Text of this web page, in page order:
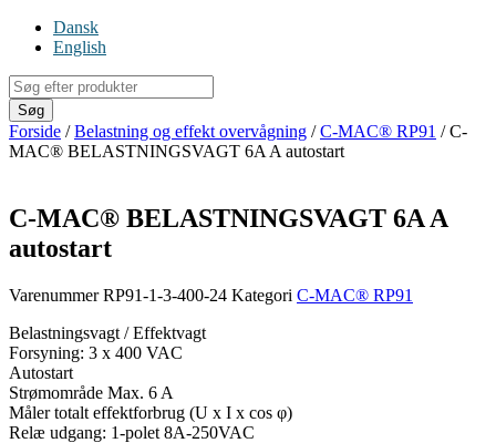
Dansk
English
Products
search
Søg
Forside /Belastning og effekt overvågning /C-MAC® RP91 / C-
MAC® BELASTNINGSVAGT 6A A autostart
C-MAC® BELASTNINGSVAGT 6A A
autostart
VarenummerRP91-1-3-400-24 Kategori C-MAC® RP91
Belastningsvagt / Effektvagt
Forsyning: 3 x 400 VAC
Autostart
Strømområde Max. 6 A
Måler totalt effektforbrug (U x I x cos φ)
Relæ udgang: 1-polet 8A-250VAC